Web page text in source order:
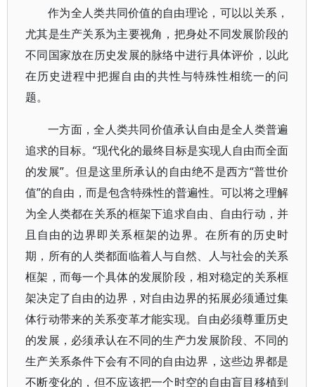
作为全人类共同价值的自由理论，可以以关系，
尤其是生产关系为主要视角，把身处不同发展阶段的
不同国家放在历史发展的脉络中进行具体评价，以此
在历史进程中把握自由的共性与特殊性相统一的问
题。
一方面，全人类共同价值承认自由是全人类普遍
追求的目标。“现代化的最终目标是实现人自由而全面
的发展”。但是这里所承认的自由绝不是西方“普世价
值”的自由，而是包含特殊性的普遍性。可以将之理解
为全人类都在关系的框架下追求自由、自由行动，并
且自由的边界即关系框架的边界。在所有的历史时
期，所有的人类都面临着人与自然、人与社会的关系
框架，而每一个具体的发展阶段，相对稳定的关系框
架决定了自由的边界，对自由边界的拓展必须通过集
体行动带来的关系变革才能实现。自由必须尊重历史
的发展，必须承认在不同的生产力发展阶段、不同的
生产关系条件下会有不同的自由边界，这些边界都是
不断变化的，但不应该把一个时空的自由盲目移植到